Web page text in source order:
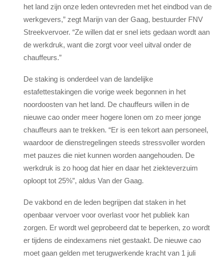
het land zijn onze leden ontevreden met het eindbod van de
werkgevers,” zegt Marijn van der Gaag, bestuurder FNV
Streekvervoer. “Ze willen dat er snel iets gedaan wordt aan
de werkdruk, want die zorgt voor veel uitval onder de
chauffeurs.”
De staking is onderdeel van de landelijke
estafettestakingen die vorige week begonnen in het
noordoosten van het land. De chauffeurs willen in de
nieuwe cao onder meer hogere lonen om zo meer jonge
chauffeurs aan te trekken. “Er is een tekort aan personeel,
waardoor de dienstregelingen steeds stressvoller worden
met pauzes die niet kunnen worden aangehouden. De
werkdruk is zo hoog dat hier en daar het ziekteverzuim
oploopt tot 25%”, aldus Van der Gaag.
De vakbond en de leden begrijpen dat staken in het
openbaar vervoer voor overlast voor het publiek kan
zorgen. Er wordt wel geprobeerd dat te beperken, zo wordt
er tijdens de eindexamens niet gestaakt. De nieuwe cao
moet gaan gelden met terugwerkende kracht van 1 juli